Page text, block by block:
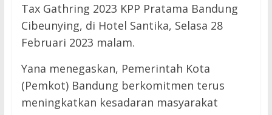
Tax Gathring 2023 KPP Pratama Bandung
Cibeunying, di Hotel Santika, Selasa 28
Februari 2023 malam.
Yana menegaskan, Pemerintah Kota
(Pemkot) Bandung berkomitmen terus
meningkatkan kesadaran masyarakat